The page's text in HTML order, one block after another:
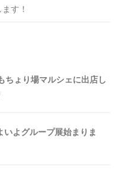
す！
ちょり場マルシェに出店し
いよグループ展始まりま